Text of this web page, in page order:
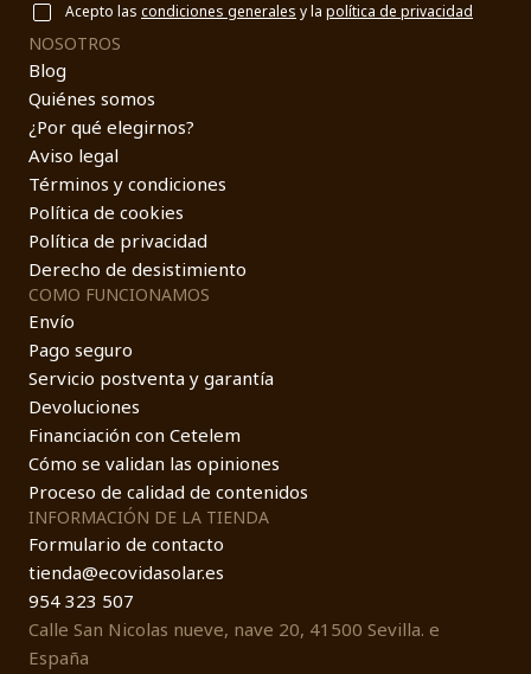
Acepto las condiciones generales y la política de privacidad
NOSOTROS
Blog
Quiénes somos
¿Por qué elegirnos?
Aviso legal
Términos y condiciones
Política de cookies
Política de privacidad
Derecho de desistimiento
COMO FUNCIONAMOS
Envío
Pago seguro
Servicio postventa y garantía
Devoluciones
Financiación con Cetelem
Cómo se validan las opiniones
Proceso de calidad de contenidos
INFORMACIÓN DE LA TIENDA
Formulario de contacto
tienda@ecovidasolar.es
954 323 507
Calle San Nicolas nueve, nave 20, 41500 Sevilla. e
España